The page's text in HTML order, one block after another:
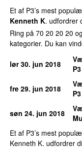
Et af P3’s mest
Kenneth K. udfordrer
Ring på 70 20 20 20
kategorier. Du kan
lør 30. jun 2018
fre 29. jun 2018
søn 24. jun 2018
Et af P3’s mest
Kenneth K. udfordrer